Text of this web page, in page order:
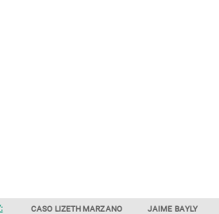
CASO LIZETH MARZANO JAIME BAYLY